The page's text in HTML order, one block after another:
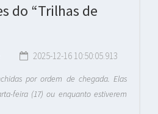
do “Trilhas de
2025-12-16 10:50:05.913
por ordem de chegada. Elas
feira (17) ou enquanto estiverem